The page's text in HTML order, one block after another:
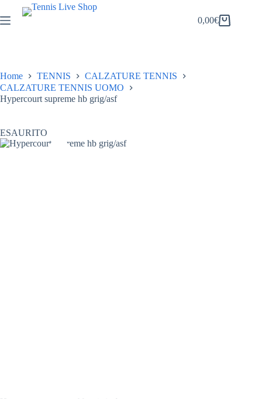
al
contenuto
Carrello
0,00€
Home TENNIS
CALZATURE TENNIS
CALZATURE TENNIS UOMO
Hypercourt supreme hb grig/asf
ESAURITO